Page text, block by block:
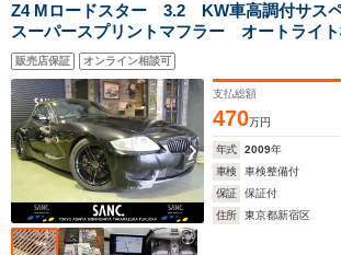
Z4 Mロードスター 3.2 KW車高調付サス
スーパースプリントマフラー オートライ
キセノンヘッドライト HDDオンボードナビ
システム クルーズコントロール Msport専
ート シートヒーター
販売店保証 オンライン相談可
支払総額
470万円
年式 2009年
車検
車検整備付
保証
保証付
住所
東京都新宿区